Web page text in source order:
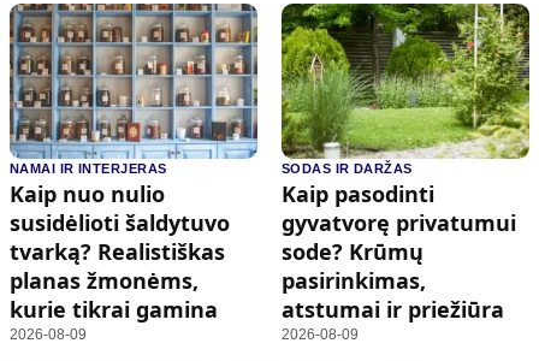
NAMAI IR INTERJERAS
Kaip nuo nulio
susidėlioti šaldytuvo
tvarką? Realistiškas
planas žmonėms,
kurie tikrai gamina
2026-08-09
SODAS IR DARŽAS
Kaip pasodinti
gyvatvorę privatumui
sode? Krūmų
pasirinkimas,
atstumai ir priežiūra
2026-08-09